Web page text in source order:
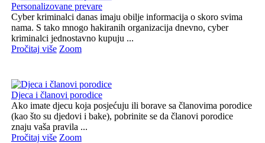
Personalizovane prevare
Cyber kriminalci danas imaju obilje informacija o skoro svima
nama. S tako mnogo hakiranih organizacija dnevno, cyber
kriminalci jednostavno kupuju ...
Pročitaj više Zoom
Djeca i članovi porodice
Ako imate djecu koja posjećuju ili borave sa članovima porodice
(kao što su djedovi i bake), pobrinite se da članovi porodice
znaju vaša pravila ...
Pročitaj više Zoom